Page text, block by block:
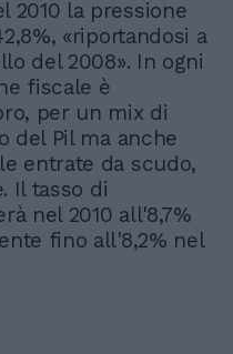
2010 la pressione
«riportandosi a
del 2008». In ogni
fiscale è
per un mix di
del Pil ma anche
entrate da scudo,
Il tasso di
nel 2010 all'8,7%
fino all'8,2% nel